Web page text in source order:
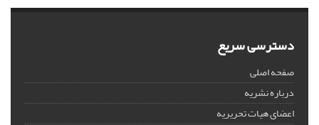
دسترسی سریع
صفحه اصلی
درباره نشریه
اعضای هیات تحریریه